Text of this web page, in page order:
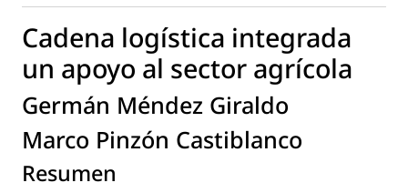
Cadena logística integrada
un apoyo al sector agrícola
Germán Méndez Giraldo
Marco Pinzón Castiblanco
Resumen